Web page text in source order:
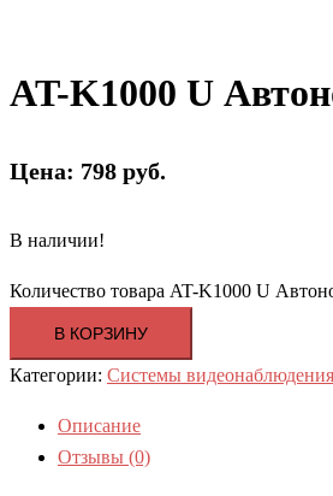
AT-K1000 U
Цена: 798 руб.
В наличии!
Количество товара AT-K1000 U
В КОРЗИНУ
Категории: Системы видеонаблюдения
Описание
Отзывы (0)